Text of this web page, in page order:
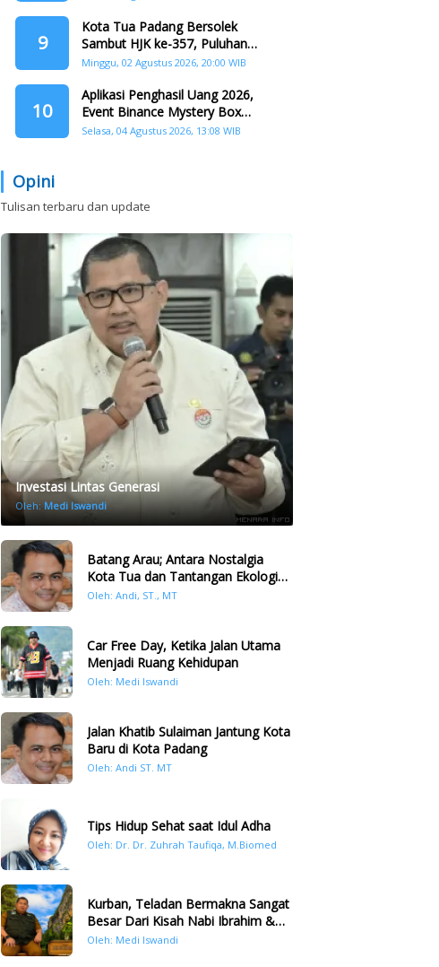
9
Kota Tua Padang Bersolek
Sambut HJK ke-357, Puluhan
Agenda Nasional dan
Minggu, 02 Agustus 2026, 20:00 WIB
10
Aplikasi Penghasil Uang 2026,
Event Binance Mystery Box
Dapat Saldo Dana
Selasa, 04 Agustus 2026, 13:08 WIB
Opini
Tulisan terbaru dan update
Investasi Lintas Generasi
Oleh: Medi Iswandi
Batang Arau; Antara Nostalgia
Kota Tua dan Tantangan Ekologi
Kawasan
Oleh: Andi, ST., MT
Car Free Day, Ketika Jalan Utama
Menjadi Ruang Kehidupan
Oleh: Medi Iswandi
Jalan Khatib Sulaiman Jantung Kota
Baru di Kota Padang
Oleh: Andi ST. MT
Tips Hidup Sehat saat Idul Adha
Oleh: Dr. Dr. Zuhrah Taufiqa, M.Biomed
Kurban, Teladan Bermakna Sangat
Besar Dari Kisah Nabi Ibrahim &
Nabi Ismail
Oleh: Medi Iswandi